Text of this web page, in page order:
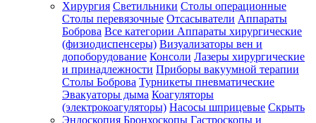
Хирургия Светильники Столы операционные
Столы перевязочные Отсасыватели Аппараты
Боброва Все категории Аппараты хирургические
(физиодиспенсеры) Визуализаторы вен и
допоборудование Консоли Лазеры хирургические
и принадлежности Приборы вакуумной терапии
Столы Боброва Турникеты пневматические
Эвакуаторы дыма Коагуляторы
(электрокоагуляторы) Насосы шприцевые Скрыть
Эндоскопия Бронхоскопы Гастроскопы и